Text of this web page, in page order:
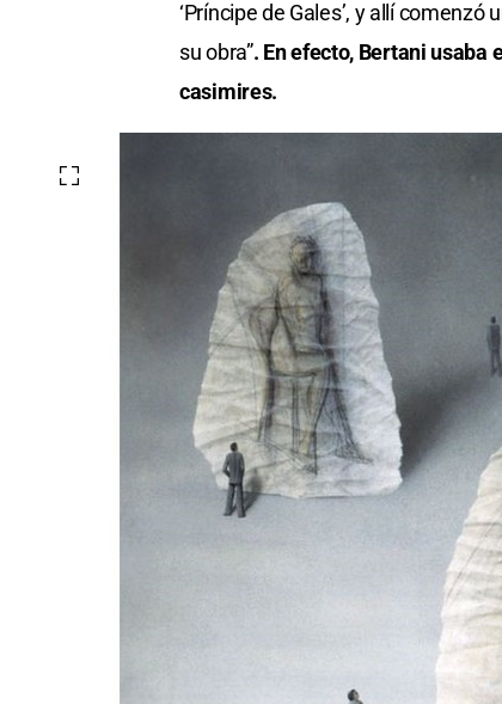
‘Príncipe de Gales’, y allí
su obra”. En efecto, Bertani usaba
casimires.